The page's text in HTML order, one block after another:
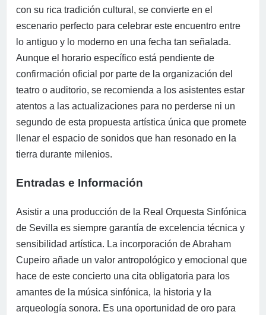
con su rica tradición cultural, se convierte en el
escenario perfecto para celebrar este encuentro entre
lo antiguo y lo moderno en una fecha tan señalada.
Aunque el horario específico está pendiente de
confirmación oficial por parte de la organización del
teatro o auditorio, se recomienda a los asistentes estar
atentos a las actualizaciones para no perderse ni un
segundo de esta propuesta artística única que promete
llenar el espacio de sonidos que han resonado en la
tierra durante milenios.
Entradas e Información
Asistir a una producción de la Real Orquesta Sinfónica
de Sevilla es siempre garantía de excelencia técnica y
sensibilidad artística. La incorporación de Abraham
Cupeiro añade un valor antropológico y emocional que
hace de este concierto una cita obligatoria para los
amantes de la música sinfónica, la historia y la
arqueología sonora. Es una oportunidad de oro para